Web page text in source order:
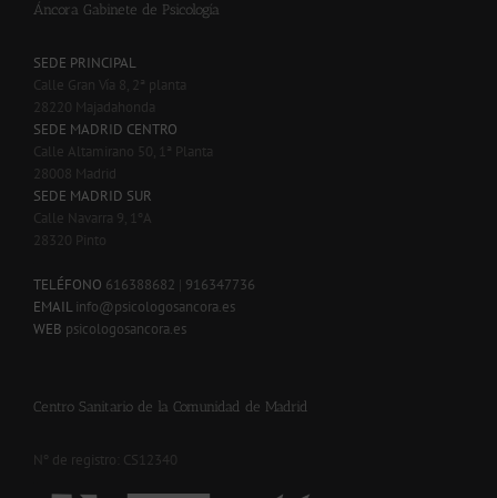
Áncora Gabinete de Psicología
SEDE PRINCIPAL
Calle Gran Vía 8, 2ª planta
28220 Majadahonda
SEDE MADRID CENTRO
Calle Altamirano 50, 1ª Planta
28008 Madrid
SEDE MADRID SUR
Calle Navarra 9, 1ºA
28320 Pinto
TELÉFONO 616388682
916347736
EMAIL info@psicologosancora.es
WEB psicologosancora.es
Centro Sanitario de la Comunidad de Madrid
Nº de registro: CS12340